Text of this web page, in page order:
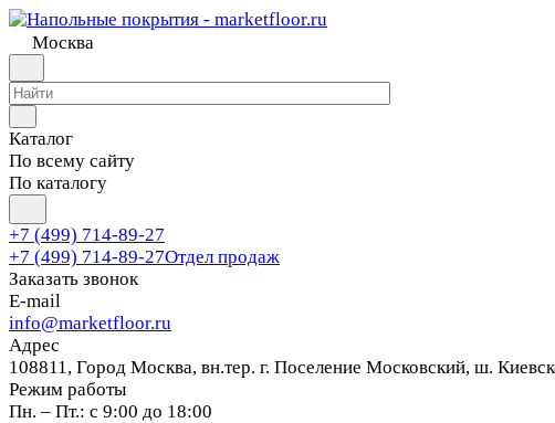
Москва
Каталог
По всему сайту
По каталогу
+7 (499) 714-89-27
+7 (499) 714-89-27Отдел продаж
Заказать звонок
E-mail
info@marketfloor.ru
Адрес
108811, Город Москва, вн.тер. г. Поселение Московский, ш.
Режим работы
Пн. – Пт.: с 9:00 до 18:00